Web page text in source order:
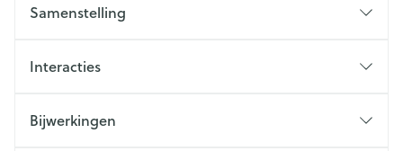
Samenstelling
Interacties
Bijwerkingen